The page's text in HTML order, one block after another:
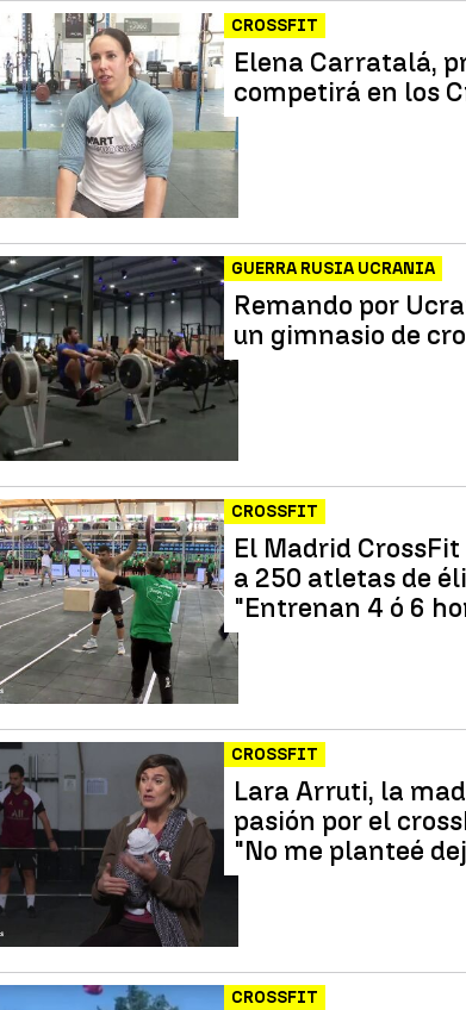
CROSSFIT
Elena Carratalá,
competirá en los
GUERRA RUSIA UCRANIA
Remando por
un gimnasio de
CROSSFIT
El Madrid
a 250 atletas de
"Entrenan 4 ó 6
CROSSFIT
Lara Arruti, la
pasión por el
"No me planteé
CROSSFIT